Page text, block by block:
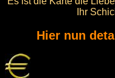
Ihr
Hier nun